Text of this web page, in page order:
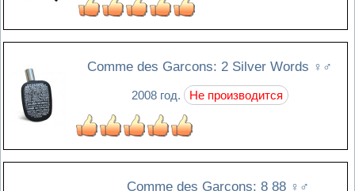
Comme des Garcons: 2 Silver Words ♀♂
2008 год. Не производится
Comme des Garcons: 8 88 ♀♂